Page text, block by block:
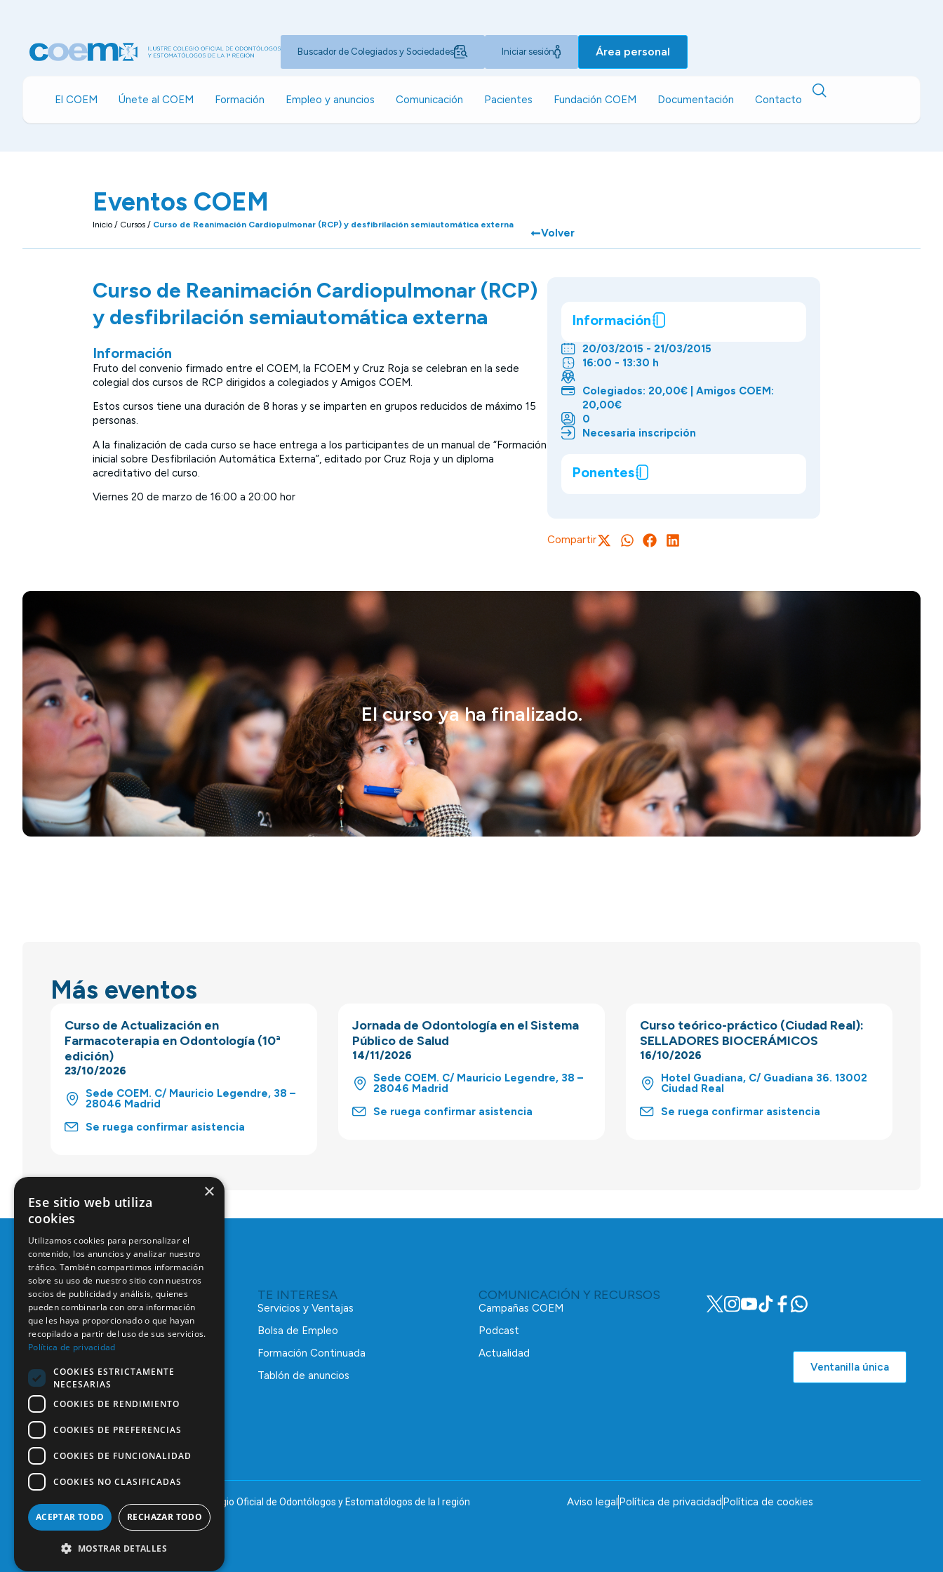
Buscador de Colegiados y Sociedades Iniciar sesión Área personal
El COEM Únete al COEM Formación Empleo y anuncios Comunicación Pacientes Fundación COEM Documentación Contacto
Eventos COEM
Inicio / Cursos / Curso de Reanimación Cardiopulmonar (RCP) y desfibrilación semiautomática externa
Volver
Curso de Reanimación Cardiopulmonar (RCP)
y desfibrilación semiautomática externa
Información
Fruto del convenio firmado entre el COEM, la FCOEM y Cruz Roja se celebran en la sede
colegial dos cursos de RCP dirigidos a colegiados y Amigos COEM.
Estos cursos tiene una duración de 8 horas y se imparten en grupos reducidos de máximo 15
personas.
A la finalización de cada curso se hace entrega a los participantes de un manual de “Formación
inicial sobre Desfibrilación Automática Externa”, editado por Cruz Roja y un diploma
acreditativo del curso.
Viernes 20 de marzo de 16:00 a 20:00 hor
Información
20/03/2015 - 21/03/2015
16:00 - 13:30 h
Colegiados: 20,00€ | Amigos COEM:
20,00€
0
Necesaria inscripción
Ponentes
Compartir
El curso ya ha finalizado.
Más eventos
Curso de Actualización en
Farmacoterapia en Odontología (10ª
edición)
23/10/2026
Sede COEM. C/ Mauricio Legendre, 38 –
28046 Madrid
Se ruega confirmar asistencia
Jornada de Odontología en el Sistema
Público de Salud
14/11/2026
Sede COEM. C/ Mauricio Legendre, 38 –
28046 Madrid
Se ruega confirmar asistencia
Curso teórico-práctico (Ciudad Real):
SELLADORES BIOCERÁMICOS
16/10/2026
Hotel Guadiana, C/ Guadiana 36. 13002
Ciudad Real
Se ruega confirmar asistencia
C/ Mauricio Legendre, 38
28046 Madrid
91 561 29 05
informacion@coem.org.es
TE INTERESA
Servicios y Ventajas
Bolsa de Empleo
Formación Continuada
Tablón de anuncios
COMUNICACIÓN Y RECURSOS
Campañas COEM
Podcast
Actualidad
Ventanilla única
© 2025 – COEM – Colegio Oficial de Odontólogos y Estomatólogos de la I región Aviso legalPolítica de privacidadPolítica de cookies
×
Ese sitio web utiliza
cookies
Utilizamos cookies para personalizar el
contenido, los anuncios y analizar nuestro
tráfico. También compartimos información
sobre su uso de nuestro sitio con nuestros
socios de publicidad y análisis, quienes
pueden combinarla con otra información
que les haya proporcionado o que hayan
recopilado a partir del uso de sus servicios.
Política de privacidad
COOKIES ESTRICTAMENTE
NECESARIAS
COOKIES DE RENDIMIENTO
COOKIES DE PREFERENCIAS
COOKIES DE FUNCIONALIDAD
COOKIES NO CLASIFICADAS
ACEPTAR TODO RECHAZAR TODO
MOSTRAR DETALLES